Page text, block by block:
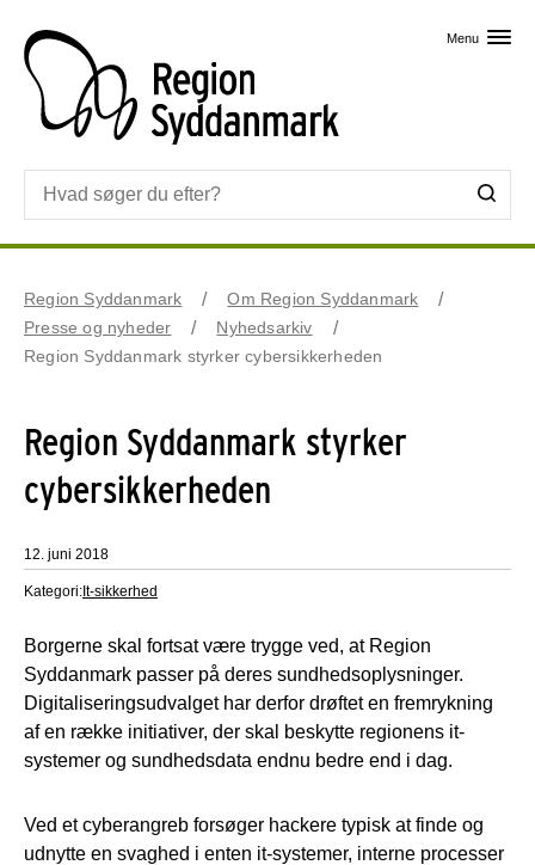
Menu
Region Syddanmark
Om Region Syddanmark
Presse og nyheder
Nyhedsarkiv
Region Syddanmark styrker cybersikkerheden
Region Syddanmark styrker
cybersikkerheden
12. juni 2018
Kategori:It-sikkerhed
Borgerne skal fortsat være trygge ved, at Region
Syddanmark passer på deres sundhedsoplysninger.
Digitaliseringsudvalget har derfor drøftet en fremrykning
af en række initiativer, der skal beskytte regionens it-
systemer og sundhedsdata endnu bedre end i dag.
Ved et cyberangreb forsøger hackere typisk at finde og
udnytte en svaghed i enten it-systemer, interne processer